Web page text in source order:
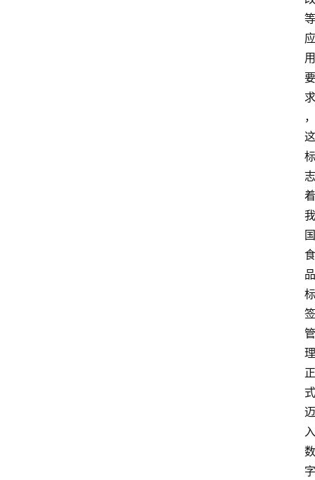
等
应
用
要
求
，
这
标
志
着
我
国
食
品
标
签
管
理
正
式
迈
入
数
字